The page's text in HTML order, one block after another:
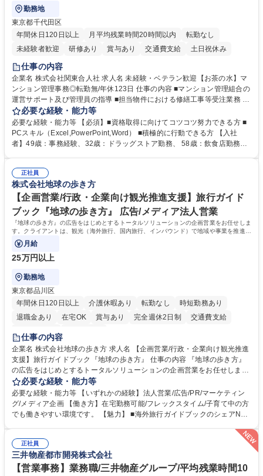
勤務地
東京都千代田区
年間休日120日以上
月平均残業時間20時間以内
転勤なし
未経験者歓迎
研修あり 賞与あり 交通費支給 土日祝休み
仕事の内容
企業名 株式会社関東合人社 求人名 未経験・ベテラン歓迎【お茶の水】マ
ンション管理事務◎転勤無/年休123日 仕事の内容 ■マンション管理組合の
運営サポート及び管理員の指導 ■担当物件における修繕工事等受注業務 ■
事務所内での事務業務等 ★異業界からの転職者が多数活躍しています
【年収補足】532万円 ＋別途インセンティヴで平均約100万円/年（昨年度
実績） ＋管理業務主任者資格手当50,000円/月 ★親会社である株式会社合
人社計画研究所社のグループ会社として、質の高いサービスと適性価格を
無/年休123日
必要な経験・能力等
必要な経験・能力等 【必須】■資格取得に向けてコツコツ努力できる方 ■
PCスキル（Excel,PowerPoint,Word） ■積極的に行動できる方 【入社
者】49歳：事務経験、32歳：ドラッグストア勤務、 58歳：飲食店勤務
得出来ております！ 【魅力】■フレックス制度、未経験からでも下限年収
を一律支給！ ■管理業務主任者資格取得後には50,000円/月の手当あり！
学歴・資格 学歴：大学院 大学 高専 短大 専修学校 高校 語学力： 資格：第
一種運転免許普通自動車
正社員
株式会社地球の歩き方
【企画営業/行政・企業向け観光推進支援】旅行ガイド
ブック『地球の歩き方』 広告/メディア法人営業
『地球の歩き方』の広告をはじめとするトータルソリューションの企画営業をお任せしま
す。クライアントは、観光（海外旅行、国内旅行、インバウンド）で地域や事業を推進し
たい国内外の行政や企業です。
月給
25万円以上
勤務地
東京都品川区
年間休日120日以上
介護休暇あり 転勤なし
時短勤務あり
退職金あり
在宅OK 賞与あり 完全週休2日制
交通費支給
駅近5分以内
仕事の内容
企業名 株式会社地球の歩き方 求人名 【企画営業/行政・企業向け観光推進
支援】旅行ガイドブック『地球の歩き方』 仕事の内容 『地球の歩き方』
の広告をはじめとするトータルソリューションの企画営業をお任せしま
す。クライアントは、観光（海外旅行、国内旅行、インバウンド）で地域
や事業を推進したい国内外の行政や企業です。 【業務詳細】■『地球の歩
き方』は海外旅行ガイドブックのNo.1ブランドであり、国内旅行において
も牽引しております。観光推進支援においても、業界を牽引する意欲的な
国策事業です。「GOOD LUCK TRIP」は、海外旅行ガイドブックと同様
に、インバウンドのトップブランドに成長しております■旅が業務であ
り、日常です。旅好きにはこれ以上ない環境です 募集職種 【企画営業/行
政・企業向け観光推進支援】旅行ガイドブック『地球の歩き方』
必要な経験・能力等
必要な経験・能力等 【いずれかの経験】法人営業/広告/PR/マーケティン
グ/メディア企画 【働き方】在宅勤務可能/フレックスタイム/子育て中の方
でも働きやすい環境です。 【魅力】 ■海外旅行ガイドブックのシェアNo.1
ることが可能です。 ■国内旅行ガイドブックは立ち上げ間もない新規事業
であり、「地球の歩き方」としてどう取り組むか、共に形を作るコアメン
バーとして活躍いただきます。 学歴・資格 学歴：大学院 大学 語学力： 資
格：
正社員
三井物産都市開発株式会社
【営業事務】業務職/三井物産グループ/平均残業時間10